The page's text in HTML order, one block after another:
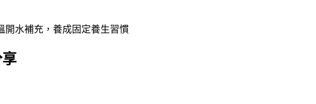
開水補充，養成固定養生習慣